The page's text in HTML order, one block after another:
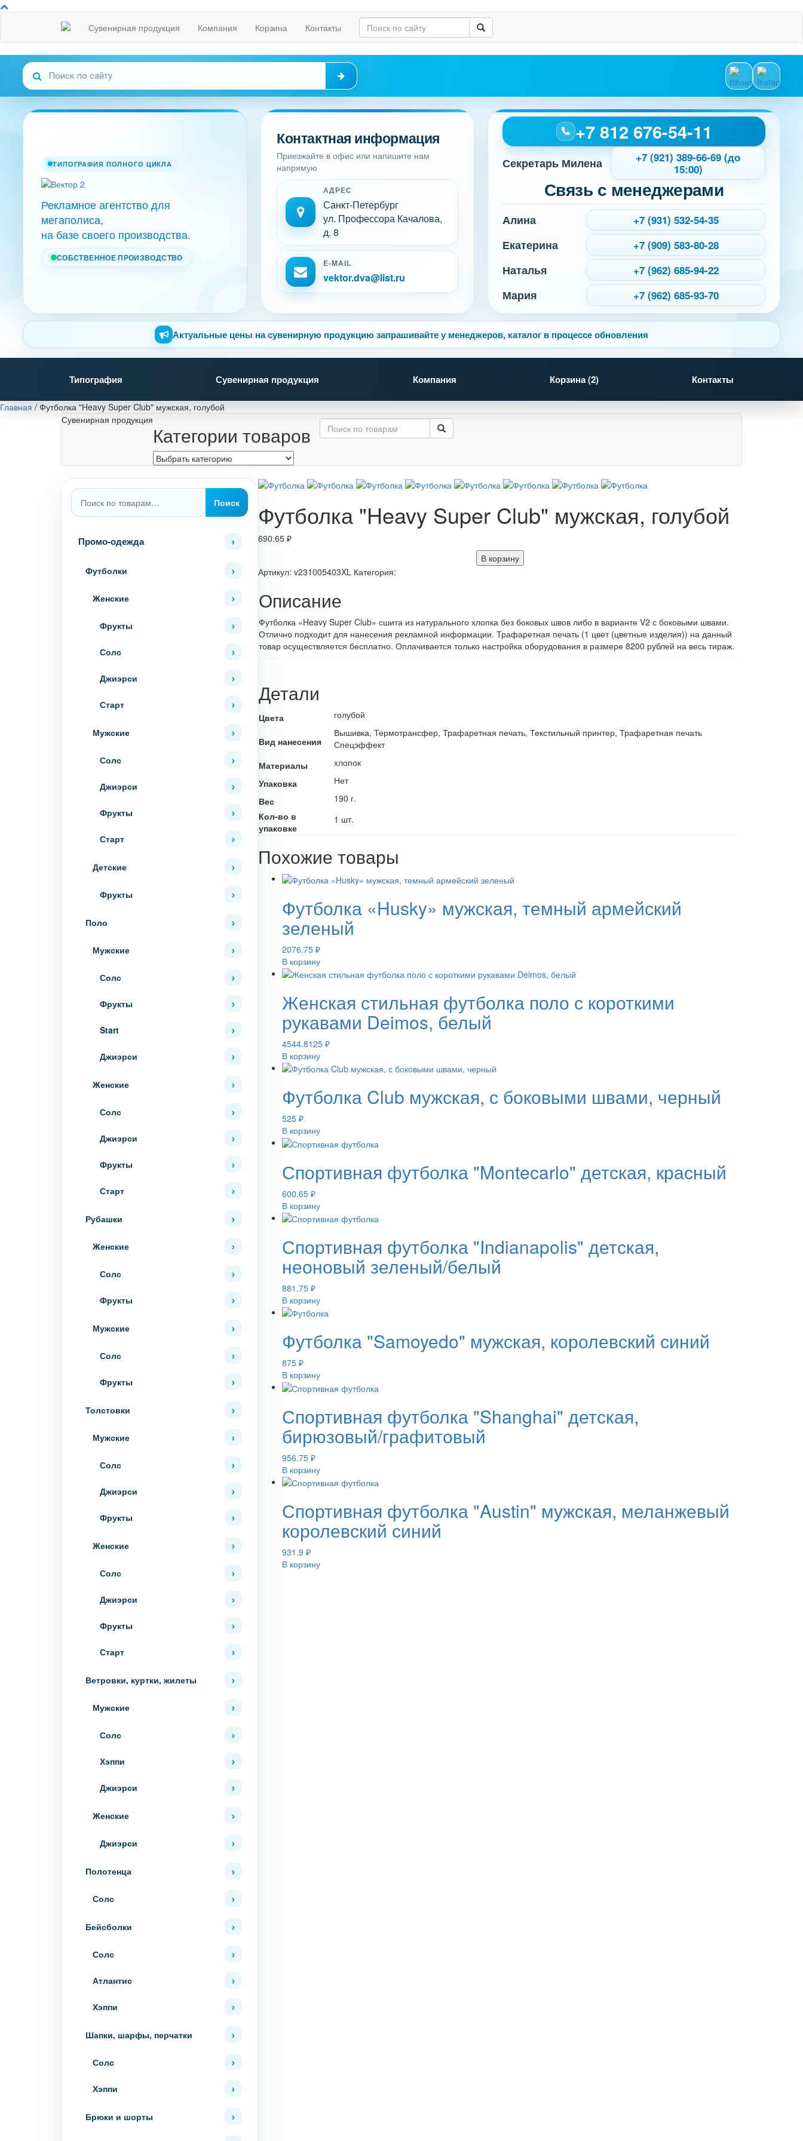
Сувенирная продукция Компания Корзина Контакты
ТИПОГРАФИЯ ПОЛНОГО ЦИКЛА
Рекламное агентство для
мегаполиса,
на базе своего производства.
СОБСТВЕННОЕ ПРОИЗВОДСТВО
Контактная информация
Приезжайте в офис или напишите нам
напрямую
АДРЕС
Санкт-Петербург
ул. Профессора Качалова,
д. 8
E-MAIL
vektor.dva@list.ru
+7 812 676-54-11
Секретарь Милена
+7 (921) 389-66-69 (до
15:00)
Связь с менеджерами
Алина +7 (931) 532-54-35
Екатерина +7 (909) 583-80-28
Наталья +7 (962) 685-94-22
Мария +7 (962) 685-93-70
Актуальные цены на сувенирную продукцию запрашивайте у менеджеров, каталог в процессе обновления
Типография Сувенирная продукция Компания Корзина (2) Контакты
Главная / Футболка "Heavy Super Club" мужская, голубой
Сувенирная продукция
Категории товаров
Искать:
Поиск
Промо-одежда
Футболки
Женские
Фрукты
Солс
Джиэрси
Старт
Мужские
Солс
Джиэрси
Фрукты
Старт
Детские
Фрукты
Поло
Мужские
Солс
Фрукты
Start
Джиэрси
Женские
Солс
Джиэрси
Фрукты
Старт
Рубашки
Женские
Солс
Фрукты
Мужские
Солс
Фрукты
Толстовки
Мужские
Солс
Джиэрси
Фрукты
Женские
Солс
Джиэрси
Фрукты
Старт
Ветровки, куртки, жилеты
Мужские
Солс
Хэппи
Джиэрси
Женские
Джиэрси
Полотенца
Солс
Бейсболки
Солс
Атлантис
Хэппи
Шапки, шарфы, перчатки
Солс
Хэппи
Брюки и шорты
Футболка "Heavy Super Club" мужская, голубой
690.65 ₽
В корзину
Артикул: v231005403XL Категория:
Описание
Футболка «Heavy Super Club» сшита из натурального хлопка без боковых швов либо в варианте V2 с боковыми швами.
Отлично подходит для нанесения рекламной информации. Трафаретная печать (1 цвет (цветные изделия)) на данный
товар осуществляется бесплатно. Оплачивается только настройка оборудования в размере 8200 рублей на весь тираж.
Детали
Цвета голубой
Вид нанесения
Вышивка, Термотрансфер, Трафаретная печать, Текстильный принтер, Трафаретная печать
Спецэффект
Материалы
хлопок
Упаковка
Нет
Вес
190 г.
Кол-во в
упаковке
1 шт.
Похожие товары
Футболка «Husky» мужская, темный армейский
зеленый
2076.75 ₽
В корзину
Женская стильная футболка поло с короткими
рукавами Deimos, белый
4544.8125 ₽
В корзину
Футболка Club мужская, с боковыми швами, черный
525 ₽
В корзину
Спортивная футболка "Montecarlo" детская, красный
600.65 ₽
В корзину
Спортивная футболка "Indianapolis" детская,
неоновый зеленый/белый
881.75 ₽
В корзину
Футболка "Samoyedo" мужская, королевский синий
875 ₽
В корзину
Спортивная футболка "Shanghai" детская,
бирюзовый/графитовый
956.75 ₽
В корзину
Спортивная футболка "Austin" мужская, меланжевый
королевский синий
931.9 ₽
В корзину